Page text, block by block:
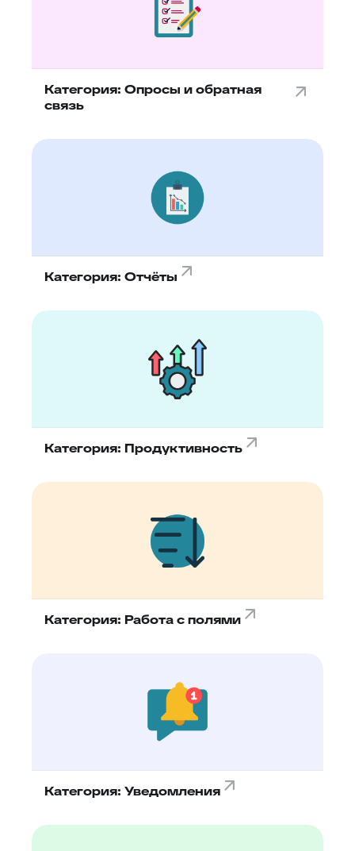
Категория: Опросы и обратная
связь
Категория: Отчёты
Категория: Продуктивность
Категория: Работа с полями
Категория: Уведомления